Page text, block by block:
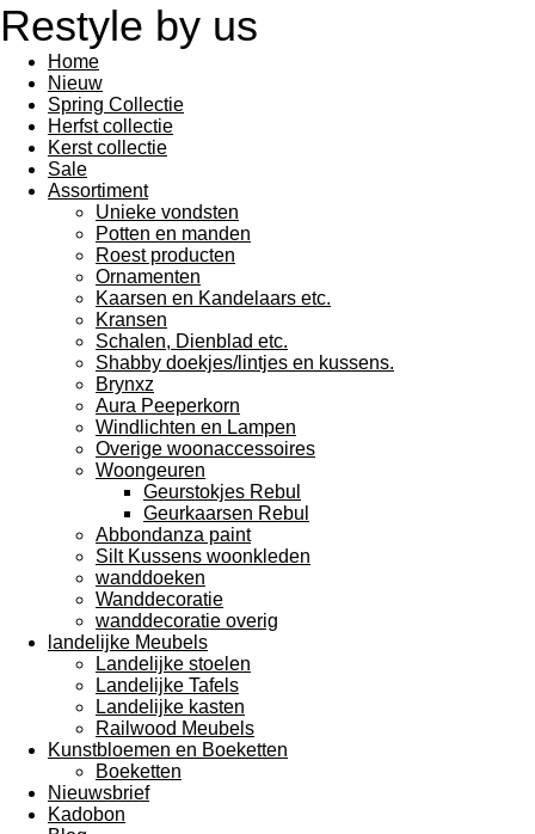
Restyle by us
Home
Nieuw
Spring Collectie
Herfst collectie
Kerst collectie
Sale
Assortiment
Unieke vondsten
Potten en manden
Roest producten
Ornamenten
Kaarsen en Kandelaars etc.
Kransen
Schalen, Dienblad etc.
Shabby doekjes/lintjes en kussens.
Brynxz
Aura Peeperkorn
Windlichten en Lampen
Overige woonaccessoires
Woongeuren
Geurstokjes Rebul
Geurkaarsen Rebul
Abbondanza paint
Silt Kussens woonkleden
wanddoeken
Wanddecoratie
wanddecoratie overig
landelijke Meubels
Landelijke stoelen
Landelijke Tafels
Landelijke kasten
Railwood Meubels
Kunstbloemen en Boeketten
Boeketten
Nieuwsbrief
Kadobon